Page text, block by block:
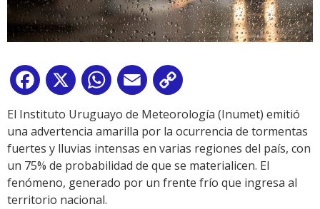
Facebook
X WhatsApp
Email
Link
El Instituto Uruguayo de Meteorología (Inumet) emitió
una advertencia amarilla por la ocurrencia de tormentas
fuertes y lluvias intensas en varias regiones del país, con
un 75% de probabilidad de que se materialicen. El
fenómeno, generado por un frente frío que ingresa al
territorio nacional.